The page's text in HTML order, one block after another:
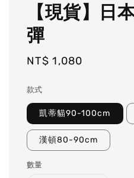
【現貨】日
彈
Regular
NT$ 1,080
款式
凱蒂貓90-100cm
漢頓80-90cm
數量